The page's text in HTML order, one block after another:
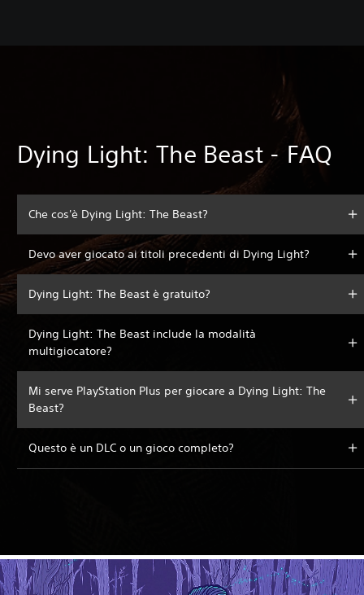
Dying Light: The Beast - FAQ
Che cos'è Dying Light: The Beast?
Devo aver giocato ai titoli precedenti di Dying Light?
Dying Light: The Beast è gratuito?
Dying Light: The Beast include la modalità
multigiocatore?
Mi serve PlayStation Plus per giocare a Dying Light: The
Beast?
Questo è un DLC o un gioco completo?